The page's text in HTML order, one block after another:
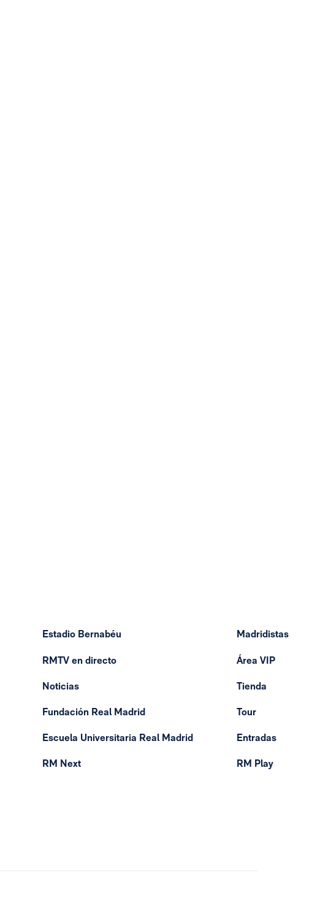
Estadio Bernabéu
RMTV en directo
Noticias
Fundación Real Madrid
Escuela Universitaria Real Madrid
RM Next
Madridistas
Área VIP
Tienda
Tour
Entradas
RM Play